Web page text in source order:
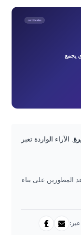
. الآراء الواردة تعبر
المطورين على بناء